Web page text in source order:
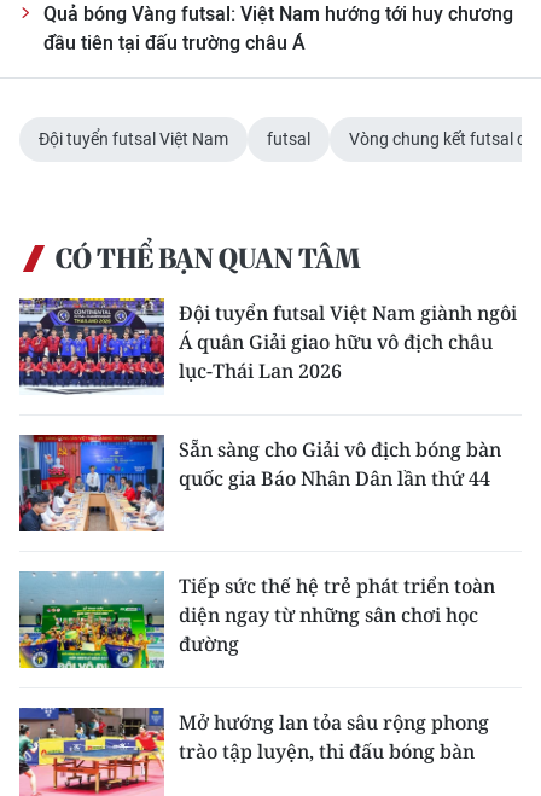
Quả bóng Vàng futsal: Việt Nam hướng tới huy chương
đầu tiên tại đấu trường châu Á
Đội tuyển futsal Việt Nam futsal Vòng chung kết futsal
CÓ THỂ BẠN QUAN TÂM
Đội tuyển futsal Việt Nam giành ngôi
Á quân Giải giao hữu vô địch châu
lục-Thái Lan 2026
Sẵn sàng cho Giải vô địch bóng bàn
quốc gia Báo Nhân Dân lần thứ 44
Tiếp sức thế hệ trẻ phát triển toàn
diện ngay từ những sân chơi học
đường
Mở hướng lan tỏa sâu rộng phong
trào tập luyện, thi đấu bóng bàn